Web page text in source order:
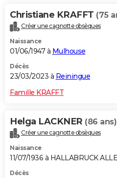
Christiane KRAFFT (75
Créer une cagnotte obsèques
Naissance
01/06/1947 à Mulhouse
Décès
23/03/2023 à Reiningue
Famille KRAFFT
Helga LACKNER (86 ans)
Créer une cagnotte obsèques
Naissance
11/07/1936 à HALLABRUCK
Décès